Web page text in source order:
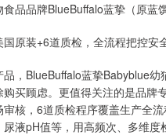
品品牌BlueBuffalo蓝挚（原蓝
原装+6道质检，全流程把控安
，BlueBuffalo蓝挚Babyblue
买顾虑。更值得关注的是品
核，6道质检程序覆盖生产全
液pH值等，用高频次、多维度